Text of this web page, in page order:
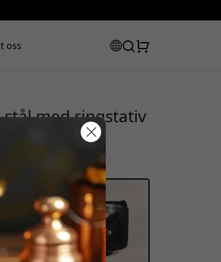
oss
med ringstativ
få 8% rabatt.